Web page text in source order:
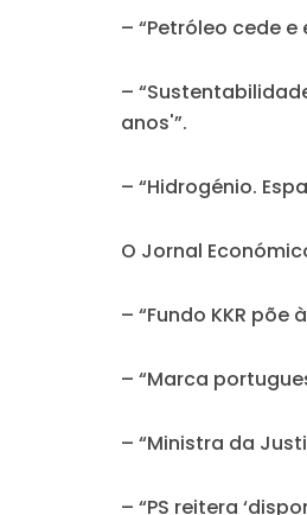
– “Petróleo cede
–
anos'”.
– “Hidrogénio.
O Jornal
– “Fundo KKR
– “Marca
– “Ministra da
– “PS reitera